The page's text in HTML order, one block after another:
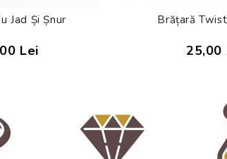
Jad Și Șnur
Lei
Brățară
25,00